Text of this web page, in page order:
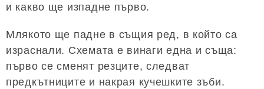
и какво ще изпадне първо.
Млякото ще падне в същия ред, в който са
израснали. Схемата е винаги една и съща:
първо се сменят резците, следват
предкътниците и накрая кучешките зъби.